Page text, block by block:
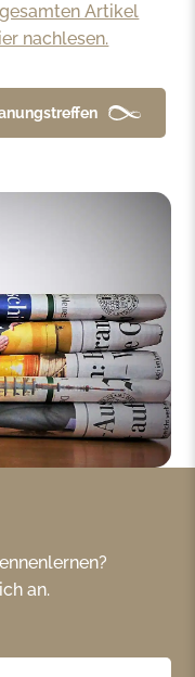
Artikel
nachlesen.
an.